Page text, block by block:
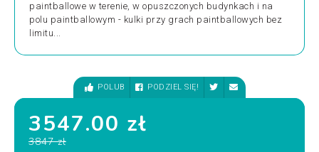
paintballowe w terenie, w opuszczonych budynkach i na
polu paintballowym - kulki przy grach paintballowych bez
limitu...
POLUB PODZIEL SIĘ!
3547.00 zł
3847 zł